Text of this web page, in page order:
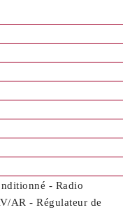
- Radio
AR - Régulateur de